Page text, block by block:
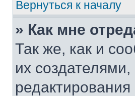
Вернуться к началу
» Как мне
Так же, как и
их